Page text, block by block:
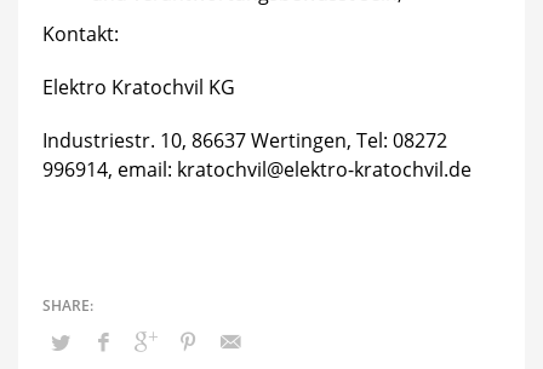
Kontakt:
Elektro Kratochvil KG
Industriestr. 10, 86637 Wertingen, Tel: 08272
996914, email: kratochvil@elektro-kratochvil.de